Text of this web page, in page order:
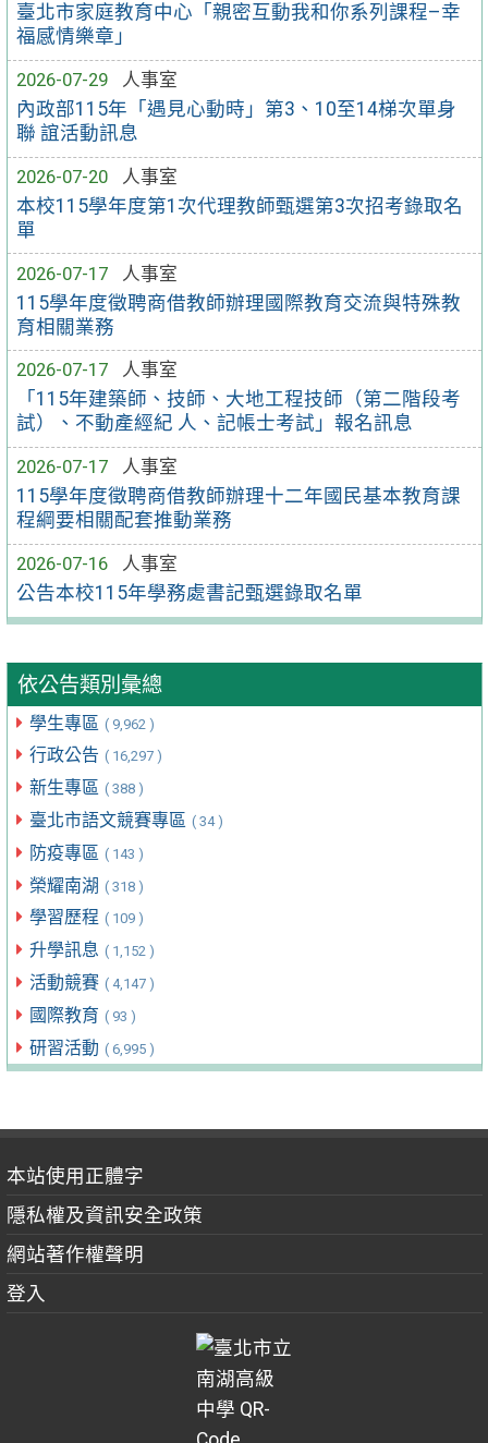
臺北市家庭教育中心「親密互動我和你系列課程–幸
福感情樂章」
2026-07-29
人事室
內政部115年「遇見心動時」第3、10至14梯次單身
聯 誼活動訊息
2026-07-20
人事室
本校115學年度第1次代理教師甄選第3次招考錄取名
單
2026-07-17
人事室
115學年度徵聘商借教師辦理國際教育交流與特殊教
育相關業務
2026-07-17
人事室
「115年建築師、技師、大地工程技師（第二階段考
試）、不動產經紀 人、記帳士考試」報名訊息
2026-07-17
人事室
115學年度徵聘商借教師辦理十二年國民基本教育課
程綱要相關配套推動業務
2026-07-16
人事室
公告本校115年學務處書記甄選錄取名單
依公告類別彙總
學生專區 ( 9,962 )
行政公告 ( 16,297 )
新生專區 ( 388 )
臺北市語文競賽專區 ( 34 )
防疫專區 ( 143 )
榮耀南湖 ( 318 )
學習歷程 ( 109 )
升學訊息 ( 1,152 )
活動競賽 ( 4,147 )
國際教育 ( 93 )
研習活動 ( 6,995 )
本站使用正體字
隱私權及資訊安全政策
網站著作權聲明
登入